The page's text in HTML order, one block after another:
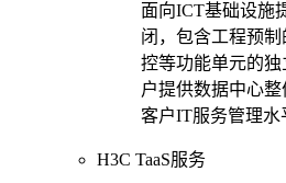
面向ICT基础设施
闭，包含工程预
控等功能单元的
户提供数据中心
客户IT服务管理水
H3C TaaS服务